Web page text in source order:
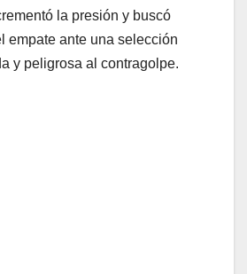
la presión y buscó
empate ante una selección
y peligrosa al contragolpe.